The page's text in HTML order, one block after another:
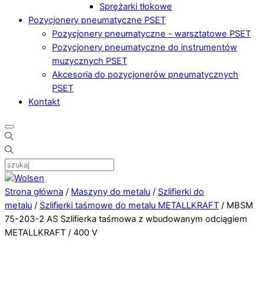
Sprężarki tłokowe
Pozycjonery pneumatyczne PSET
Pozycjonery pneumatyczne - warsztatowe PSET
Pozycjonery pneumatyczne do instrumentów
muzycznych PSET
Akcesoria do pozycjonerów pneumatycznych
PSET
Kontakt
Strona główna / Maszyny do metalu / Szlifierki do
metalu / Szlifierki taśmowe do metalu METALLKRAFT / MBSM
75-203-2 AS Szlifierka taśmowa z wbudowanym odciągiem
METALLKRAFT / 400 V